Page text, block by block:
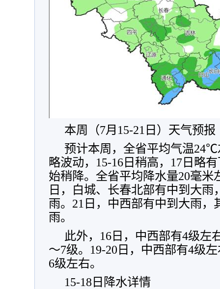
本周（7月15-21日）天气预报
预计本周，全省平均气温
略波动，15-16日稍高，17日略
始稍降。全省平均降水量20毫米
日，白城、长春北部有中到大
雨。21日，中西部有中到大雨，
雨。
此外，16日，中西部有4级左
～7级。19-20日，中西部有4级
6级左右。
15-18日降水详情